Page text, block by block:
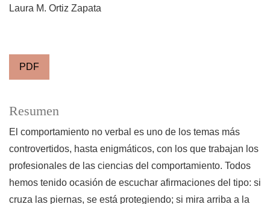
Laura M. Ortiz Zapata
PDF
Resumen
El comportamiento no verbal es uno de los temas más
controvertidos, hasta enigmáticos, con los que trabajan los
profesionales de las ciencias del comportamiento. Todos
hemos tenido ocasión de escuchar afirmaciones del tipo: si
cruza las piernas, se está protegiendo; si mira arriba a la